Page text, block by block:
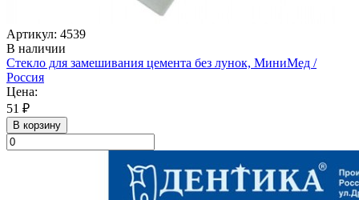
Артикул: 4539
В наличии
Стекло для замешивания цемента без лунок, МиниМед /
Россия
Цена:
51 ₽
В корзину